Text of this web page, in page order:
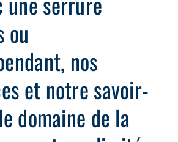
ou
nos
et notre savoir-
domaine de la